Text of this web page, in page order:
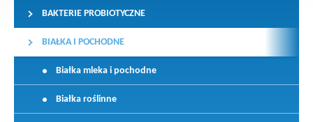
BAKTERIE PROBIOTYCZNE
BIAŁKA I POCHODNE
Białka mleka i pochodne
Białka roślinne